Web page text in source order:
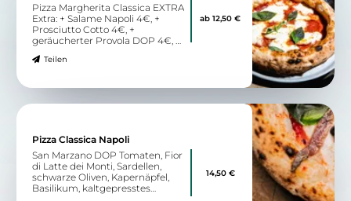
Pizza Margherita Classica EXTRA
Extra: + Salame Napoli 4€, +
Prosciutto Cotto 4€, +
geräucherter Provola DOP 4€, +
Teilen
ab 12,50 €
Pizza Classica Napoli
San Marzano DOP Tomaten, Fior
di Latte dei Monti, Sardellen,
schwarze Oliven, Kapernäpfel,
Basilikum, kaltgepresstes
14,50 €